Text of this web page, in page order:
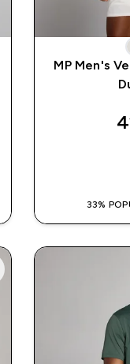
MP Men's
33%